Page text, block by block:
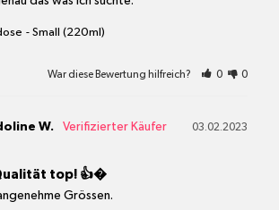
Small (220ml)
War diese Bewertung hilfreich? 0 0
03.02.2023
W.
top! 👍�
Grössen.